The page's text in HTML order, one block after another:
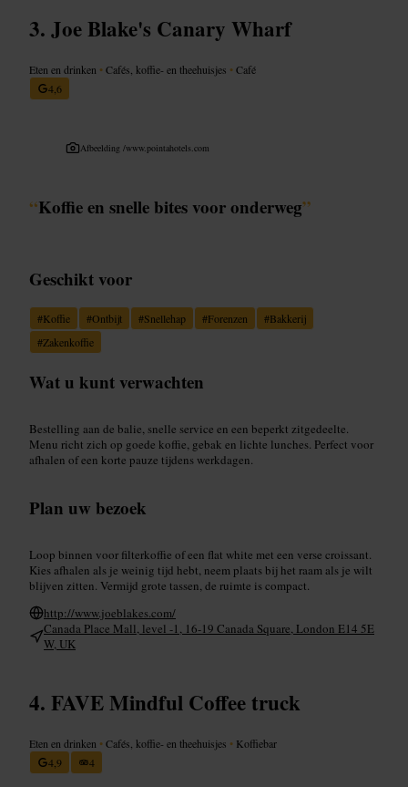
Joe Blake's Canary Wharf
Eten en drinken •Cafés, koffie- en theehuisjes •Café
4,6
Afbeelding /www.pointahotels.com
“Koffie en snelle bites voor onderweg”
Geschikt voor
#Koffie #Ontbijt #Snellehap #Forenzen #Bakkerij
#Zakenkoffie
Wat u kunt verwachten
Bestelling aan de balie, snelle service en een beperkt zitgedeelte.
Menu richt zich op goede koffie, gebak en lichte lunches. Perfect voor
afhalen of een korte pauze tijdens werkdagen.
Plan uw bezoek
Loop binnen voor filterkoffie of een flat white met een verse croissant.
Kies afhalen als je weinig tijd hebt, neem plaats bij het raam als je wilt
blijven zitten. Vermijd grote tassen, de ruimte is compact.
http://www.joeblakes.com/
Canada Place Mall, level -1, 16-19 Canada Square, London E14 5E
W, UK
FAVE Mindful Coffee truck
Eten en drinken •Cafés, koffie- en theehuisjes • Koffiebar
4,9
4